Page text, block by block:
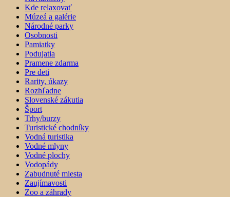
Kde relaxovať
Múzeá a galérie
Národné parky
Osobnosti
Pamiatky
Podujatia
Pramene zdarma
Pre deti
Rarity, úkazy
Rozhľadne
Slovenské zákutia
Šport
Trhy/burzy
Turistické chodníky
Vodná turistika
Vodné mlyny
Vodné plochy
Vodopády
Zabudnuté miesta
Zaujímavosti
Zoo a záhrady